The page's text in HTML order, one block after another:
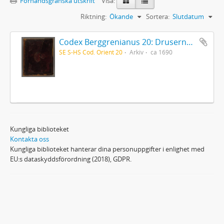
Sortera: Slutdatum
Riktning: Ökande
Codex Berggrenianus 20: Drusernas på Libanon heliga bok
SE S-HS Cod. Orient 20 Arkiv ca 1690
Kungliga biblioteket
Kontakta oss
Kungliga biblioteket hanterar dina personuppgifter i enlighet med
EU:s dataskyddsförordning (2018), GDPR.